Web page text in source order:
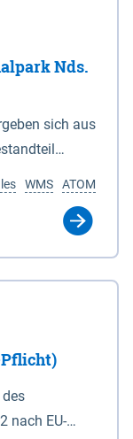
Nds.
sich aus
2), 2.
im
89) mit
Abbildung
dargestellt
ATOM
WMS
nach EU-